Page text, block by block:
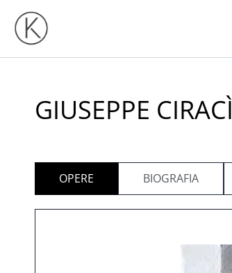
contenuto
GIUSEPPE CIRACÌ
OPERE BIOGRAFIA